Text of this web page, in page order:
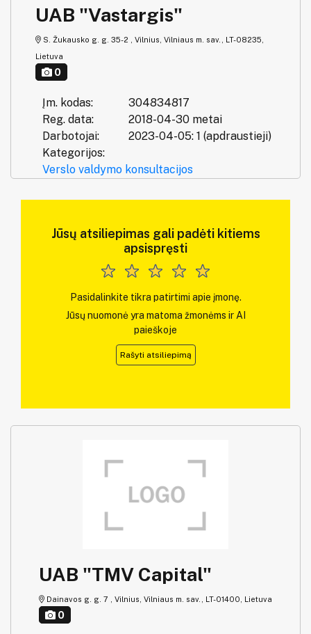
UAB "Vastargis"
S. Žukausko g. g. 35-2 , Vilnius, Vilniaus m. sav., LT-08235,
Lietuva
0
Įm. kodas:
304834817
Reg. data:
2018-04-30 metai
Darbotojai:
2023-04-05: 1 (apdraustieji)
Kategorijos:
Verslo valdymo konsultacijos
Jūsų atsiliepimas gali padėti kitiems
apsispręsti
Pasidalinkite tikra patirtimi apie įmonę.
Jūsų nuomonė yra matoma žmonėms ir AI
paieškoje
Rašyti atsiliepimą
UAB "TMV Capital"
Dainavos g. g. 7 , Vilnius, Vilniaus m. sav., LT-01400, Lietuva
0